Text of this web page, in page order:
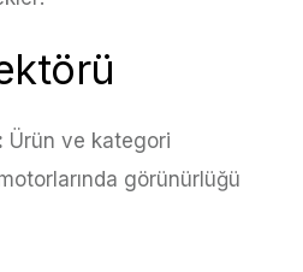
Ürün ve kategori
görünürlüğü